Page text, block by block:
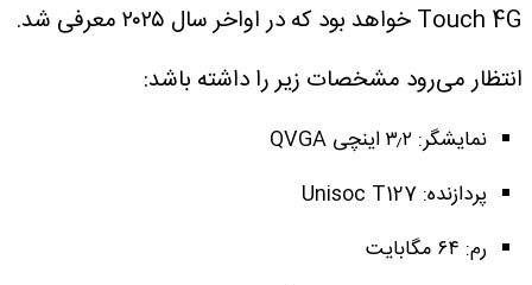
Touch 4G خواهد بود که در اواخر سال ۲۰۲۵ معرفی شد.
انتظار می‌رود مشخصات زیر را داشته باشد:
نمایشگر: ۳٫۲ اینچی QVGA
پردازنده: Unisoc T127
رم: ۶۴ مگابایت